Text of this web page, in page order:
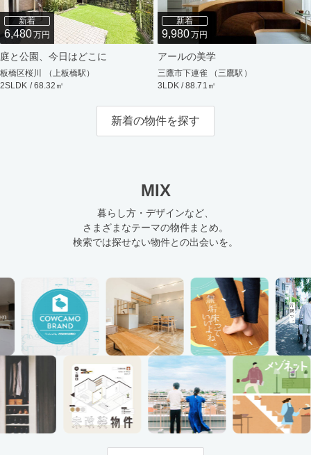
新着
6,480万円
庭と公園、今日はどこに
板橋区桜川 （上板橋駅）
2SLDK / 68.32㎡
新着
9,980万円
アールの美学
三鷹市下連雀 （三鷹駅）
3LDK / 88.71㎡
新着の物件を探す
MIX
暮らし方・デザインなど、
さまざまなテーマの物件まとめ。
検索では探せない物件との出会いを。